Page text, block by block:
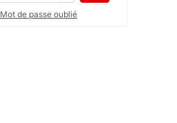
Mot de passe oublié